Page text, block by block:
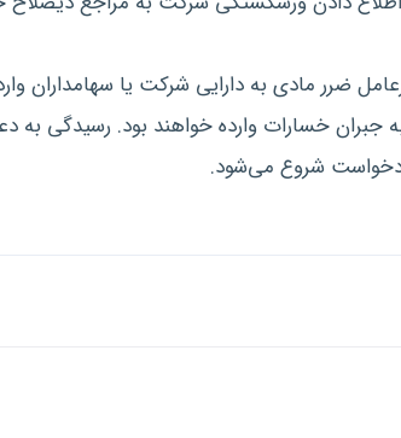
ضرر مادی به دارایی شرکت یا سهامداران
خسارات وارده خواهند بود. رسیدگی
شروع می‌شود.